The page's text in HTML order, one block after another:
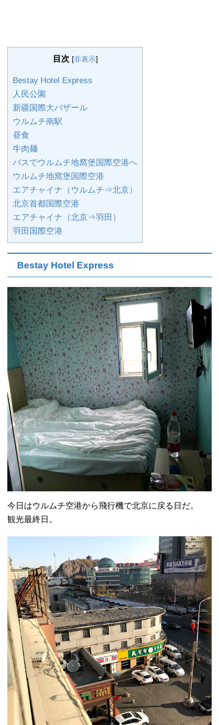
目次 [非表示]
Bestay Hotel Express
人民公園
新疆国際大バザール
ウルムチ南駅
昼食
牛肉麺
バスでウルムチ地窩堡国際空港へ
ウルムチ地窩堡国際空港
エアチャイナ（ウルムチ⇒北京）
北京首都国際空港
エアチャイナ（北京⇒羽田）
羽田国際空港
Bestay Hotel Express
今日はウルムチ空港から飛行機で北京に戻る日だ。
観光最終日。